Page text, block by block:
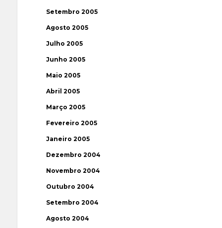
Setembro 2005
Agosto 2005
Julho 2005
Junho 2005
Maio 2005
Abril 2005
Março 2005
Fevereiro 2005
Janeiro 2005
Dezembro 2004
Novembro 2004
Outubro 2004
Setembro 2004
Agosto 2004